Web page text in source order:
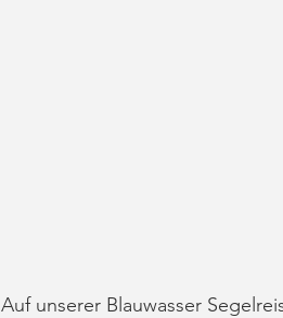
Auf unserer Blauwasser